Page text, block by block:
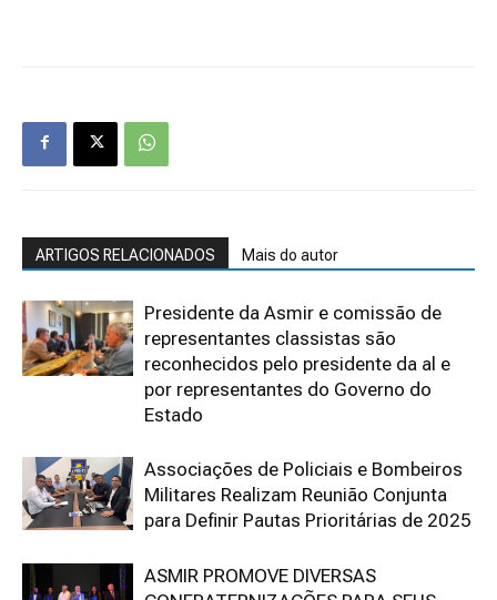
ARTIGOS RELACIONADOS Mais do autor
Presidente da Asmir e comissão de
representantes classistas são
reconhecidos pelo presidente da al e
por representantes do Governo do
Estado
Associações de Policiais e Bombeiros
Militares Realizam Reunião Conjunta
para Definir Pautas Prioritárias de 2025
ASMIR PROMOVE DIVERSAS